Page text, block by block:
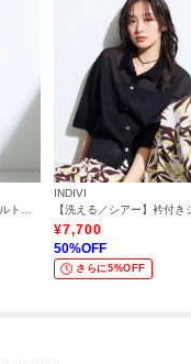
INDIVI
¥7,700
50%OFF
さらに5%OFF